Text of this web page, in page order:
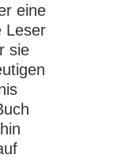
eine
Leser
sie